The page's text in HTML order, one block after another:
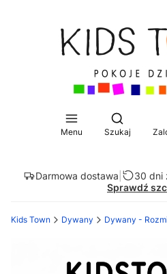
Menu
Otwórz
Szukaj
Darmowa dostawa 30 dni
Sprawdź
Kids Town Dywany Dywany -